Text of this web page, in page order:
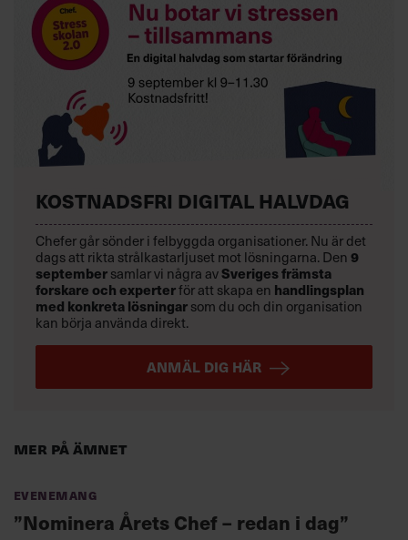
Mer på ämnet
Evenemang
”Nominera Årets Chef – redan i dag”
KOSTNADSFRI DIGITAL HALVDAG
Chefer går sönder i felbyggda organisationer. Nu är det
dags att rikta strålkastarljuset mot lösningarna. Den9
septembersamlar vi några avSveriges främsta
forskare och experterför att skapa en handlingsplan
med konkreta lösningarsom du och din organisation
kan börja använda direkt.
ANMÄL DIG HÄR